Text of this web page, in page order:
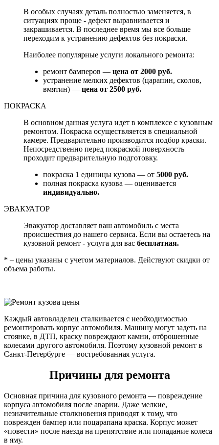
В особых случаях деталь полностью заменяется, в
ситуациях проще - дефект выравнивается и
закрашивается. В последнее время мы все больше
переходим к устранению дефектов без покраски.
Наиболее популярные услуги локального ремонта:
ремонт бамперов — цена от 2000 руб.
устранение мелких дефектов (царапин, сколов,
вмятин) — цена от 2500 руб.
ПОКРАСКА
В основном данная услуга идет в комплексе с кузовным
ремонтом. Покраска осуществляется в специальной
камере. Предварительно производится подбор краски.
Непосредственно перед покраской поверхность
проходит предварительную подготовку.
покраска 1 единицы кузова — от 5000 руб.
полная покраска кузова — оценивается
индивидуально.
ЭВАКУАТОР
Эвакуатор доставляет ваш автомобиль с места
происшествия до нашего сервиса. Если вы остаетесь на
кузовной ремонт - услуга для вас бесплатная.
* – цены указаны с учетом материалов. Действуют скидки от
объема работы.
Каждый автовладелец сталкивается с необходимостью
ремонтировать корпус автомобиля. Машину могут задеть на
стоянке, в ДТП, краску повреждают камни, отброшенные
колесами другого автомобиля. Поэтому кузовной ремонт в
Санкт-Петербурге — востребованная услуга.
Причины для ремонта
Основная причина для кузовного ремонта — повреждение
корпуса автомобиля после аварии. Даже мелкие,
незначительные столкновения приводят к тому, что
поврежден бампер или поцарапана краска. Корпус может
«повести» после наезда на препятствие или попадание колеса
в яму.